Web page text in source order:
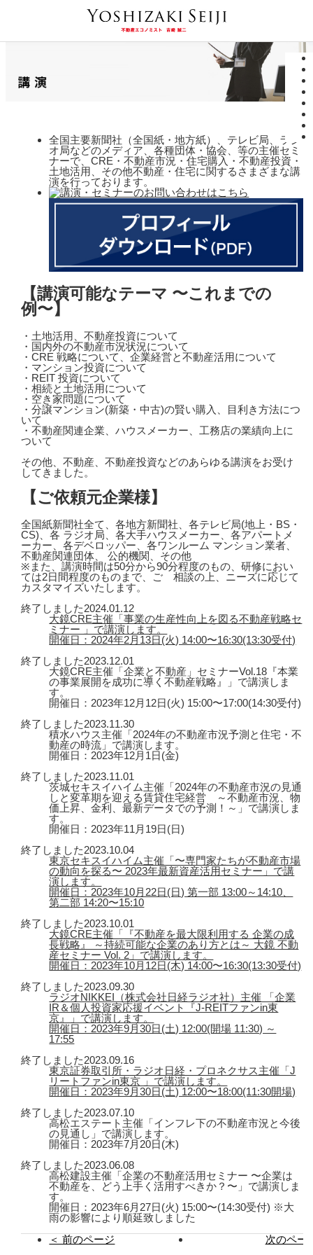
全国主要新聞社（全国紙・地方紙）、テレビ局、ラジ
オ局などのメディア、各種団体・協会、等の主催セミ
ナーで、CRE・不動産市況・住宅購入・不動産投資・
土地活用、その他不動産・住宅に関するさまざまな講
演を行っております。
【講演可能なテーマ 〜これまでの
例〜】
・土地活用、不動産投資について
・国内外の不動産市況状況について
・CRE 戦略について、企業経営と不動産活用について
・マンション投資について
・REIT 投資について
・相続と土地活用について
・空き家問題について
・分譲マンション(新築・中古)の賢い購入、目利き方法につ
いて
・不動産関連企業、ハウスメーカー、工務店の業績向上に
ついて
その他、不動産、不動産投資などのあらゆる講演をお受け
してきました。
【ご依頼元企業様】
全国紙新聞社全て、各地方新聞社、各テレビ局(地上・BS・
CS)、各 ラジオ局、各大手ハウスメーカー、各アパートメ
ーカー、各デベロッパー、各ワンルーム マンション業者、
不動産関連団体、 公的機関、その他
※また、講演時間は50分から90分程度のもの、研修におい
ては2日間程度のものまで、ご゙相談の上、ニーズに応じて
カスタマイズいたします。
終了しました2024.01.12
大鏡CRE主催「事業の生産性向上を図る不動産戦略セ
ミナー 」で講演します。
開催日：2024年2月13日(火) 14:00〜16:30(13:30受付)
終了しました2023.12.01
大鏡CRE主催「企業と不動産」セミナーVol.18『本業
の事業展開を成功に導く不動産戦略』」で講演しま
す。
開催日：2023年12月12日(火) 15:00〜17:00(14:30受付)
終了しました2023.11.30
積水ハウス主催「2024年の不動産市況予測と住宅・不
動産の時流」で講演します。
開催日：2023年12月1日(金)
終了しました2023.11.01
茨城セキスイハイム主催「2024年の不動産市況の見通
しと変革期を迎える賃貸住宅経営 ～不動産市況、物
価上昇、金利、最新データでの予測！～」で講演しま
す。
開催日：2023年11月19日(日)
終了しました2023.10.04
東京セキスイハイム主催「〜専門家たちが不動産市場
の動向を探る〜 2023年最新資産活用セミナー」で講
演します。
開催日：2023年10月22日(日) 第一部 13:00～14:10、
第二部 14:20〜15:10
終了しました2023.10.01
大鏡CRE主催「『不動産を最大限利用する 企業の成
長戦略』 ～持続可能な企業のあり方とは～ 大鏡 不動
産セミナー Vol. 2」で講演します。
開催日：2023年10月12日(木) 14:00〜16:30(13:30受付)
終了しました2023.09.30
ラジオNIKKEI（株式会社日経ラジオ社）主催 「企業
IR＆個人投資家応援イベント『J-REITファンin東
京』」で講演します。
開催日：2023年9月30日(土) 12:00(開場 11:30) ～
17:55
終了しました2023.09.16
東京証券取引所・ラジオ日経・プロネクサス主催「J
リートファンin東京 」で講演します。
開催日：2023年9月30日(土) 12:00〜18:00(11:30開場)
終了しました2023.07.10
高松エステート主催「インフレ下の不動産市況と今後
の見通し」で講演します。
開催日：2023年7月20日(木)
終了しました2023.06.08
高松建設主催「企業の不動産活用セミナー 〜企業は
不動産を、どう上手く活用すべきか？〜」で講演しま
す。
開催日：2023年6月27日(火) 15:00〜(14:30受付) ※大
雨の影響により順延致しました
＜ 前のページ
次のペー